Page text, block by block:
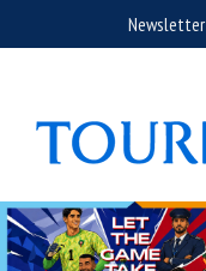
Newsletter